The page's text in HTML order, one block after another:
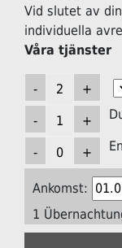
Vid slutet av
individuella
Våra tjänster
Ankomst:
1